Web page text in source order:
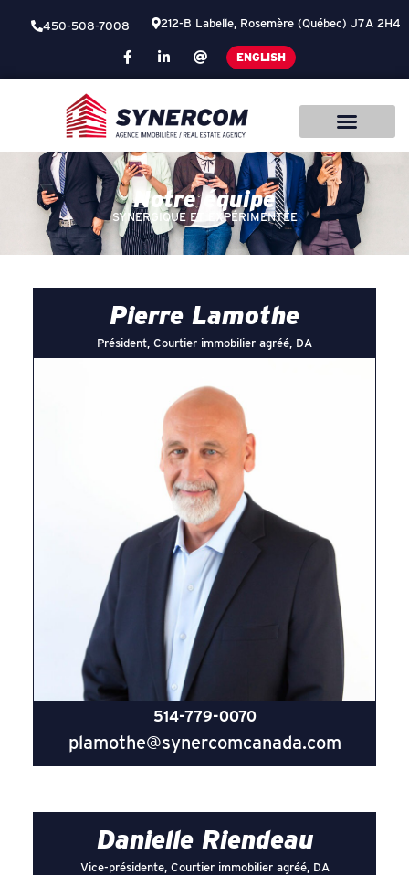
450-508-7008 212-B Labelle, Rosemère (Québec) J7A 2H4
ENGLISH
Notre équipe
SYNERGIQUE ET EXPÉRIMENTÉE
Pierre Lamothe
Président, Courtier immobilier agréé, DA
514-779-0070
plamothe@synercomcanada.com
Danielle Riendeau
Vice-présidente, Courtier immobilier agréé, DA